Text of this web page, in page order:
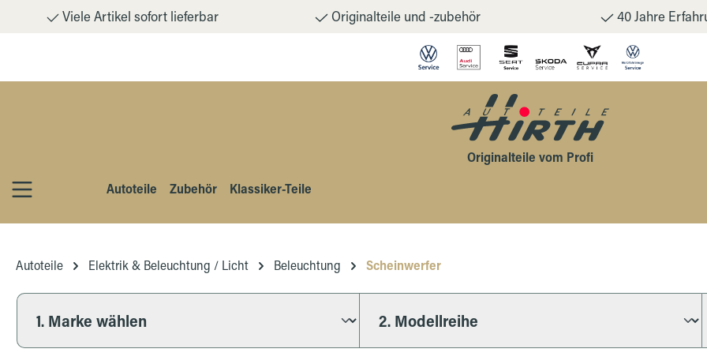
Hauptinhalt springen
Zur Suche springen
Zur Hauptnavigation springen
Viele Artikel sofort lieferbar Originalteile und -zubehör 40 Jahre
Originalteile vom Profi
Autoteile
Zubehör Klassiker-Teile
Autoteile Elektrik & Beleuchtung / Licht Beleuchtung Scheinwerfer